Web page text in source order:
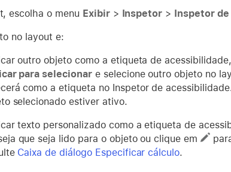
escolha o menu Exibir> Inspetor > Inspetor
no layout e:
outro objeto como a etiqueta de
para selecionare selecione outro objeto no
como a etiqueta no Inspetor de
selecionado estiver ativo.
texto personalizado como a etiqueta de
que seja lido para o objeto ou clique em
Caixa de diálogo Especificar cálculo.